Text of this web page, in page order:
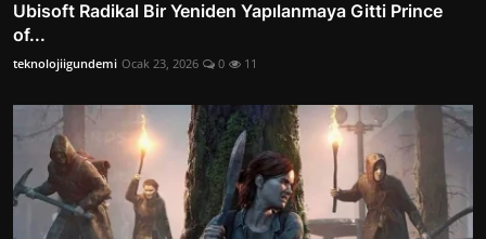
Ubisoft Radikal Bir Yeniden Yapılanmaya Gitti Prince
of...
teknolojiigundemi Ocak 23, 2026 0 11